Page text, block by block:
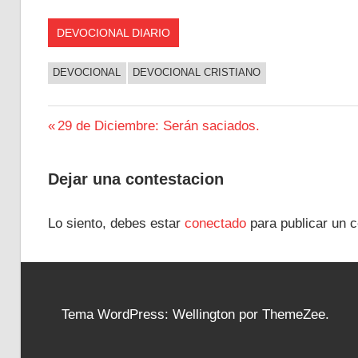
DEVOCIONAL DIARIO
DEVOCIONAL DEVOCIONAL CRISTIANO
Navegación
entradas
Entrada
29 de Diciembre: Serán saciados.
Dejar una contestacion
Lo siento, debes estar conectadopara publicar un
Tema WordPress: Wellington por ThemeZee.